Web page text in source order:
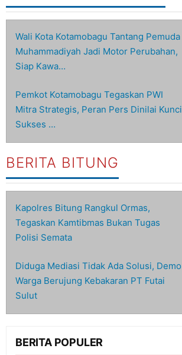
Wali Kota Kotamobagu Tantang Pemuda
Muhammadiyah Jadi Motor Perubahan,
Siap Kawa…
Pemkot Kotamobagu Tegaskan PWI
Mitra Strategis, Peran Pers Dinilai Kunci
Sukses …
BERITA BITUNG
Kapolres Bitung Rangkul Ormas,
Tegaskan Kamtibmas Bukan Tugas
Polisi Semata
Diduga Mediasi Tidak Ada Solusi, Demo
Warga Berujung Kebakaran PT Futai
Sulut
BERITA POPULER